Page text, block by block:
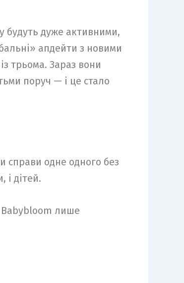
будуть дуже активними,
апдейти з новими
трьома. Зараз вони
поруч — і це стало
справи одне одного без
і дітей.
Babybloom лише